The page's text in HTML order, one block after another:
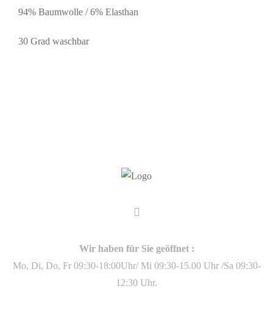
94% Baumwolle / 6% Elasthan
30 Grad waschbar
Wir haben für Sie geöffnet :
Mo, Di, Do, Fr 09:30-18:00Uhr/ Mi 09:30-15.00 Uhr /Sa 09:30-
12:30 Uhr.